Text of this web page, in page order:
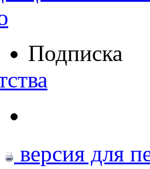
Подписка
версия для